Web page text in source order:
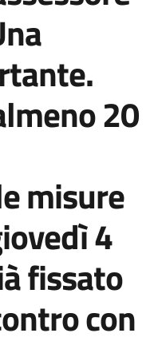
20
misure
4
fissato
con